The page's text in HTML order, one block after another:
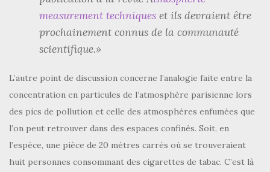
measurement techniques et ils devraient être
prochainement connus de la communauté
scientifique.»
L’autre point de discussion concerne l’analogie faite entre la
concentration en particules de l’atmosphère parisienne lors
des pics de pollution et celle des atmosphères enfumées que
l’on peut retrouver dans des espaces confinés. Soit, en
l’espèce, une pièce de 20 mètres carrés où se trouveraient
huit personnes consommant des cigarettes de tabac. C’est là